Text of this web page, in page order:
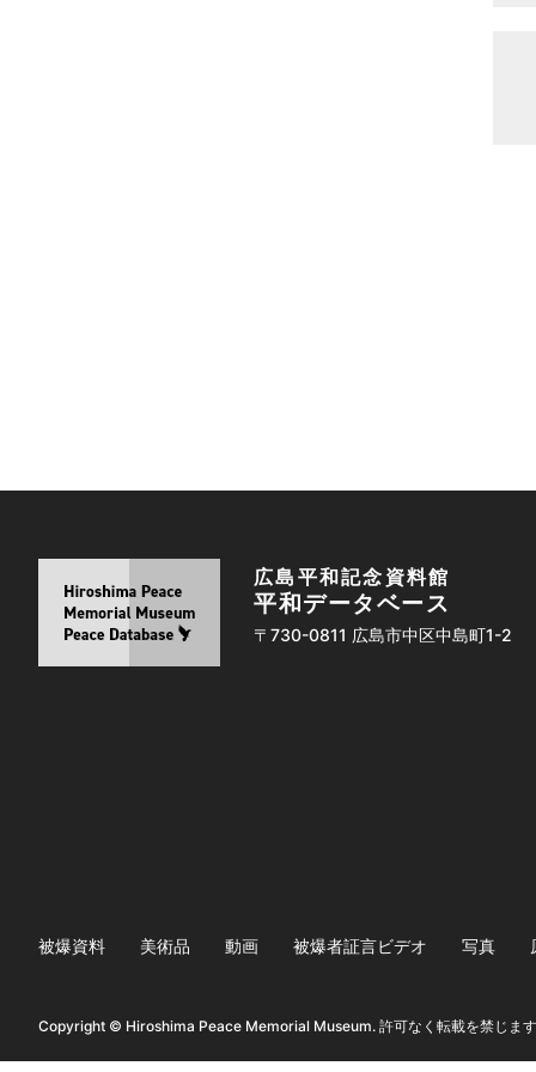
広島平和記念資料館
平和データベース
〒730-0811 広島市中区中島町1-2
被爆資料 美術品 動画 被爆者証言ビデオ 写真
Copyright © Hiroshima Peace Memorial Museum. 許可なく転載を禁じま